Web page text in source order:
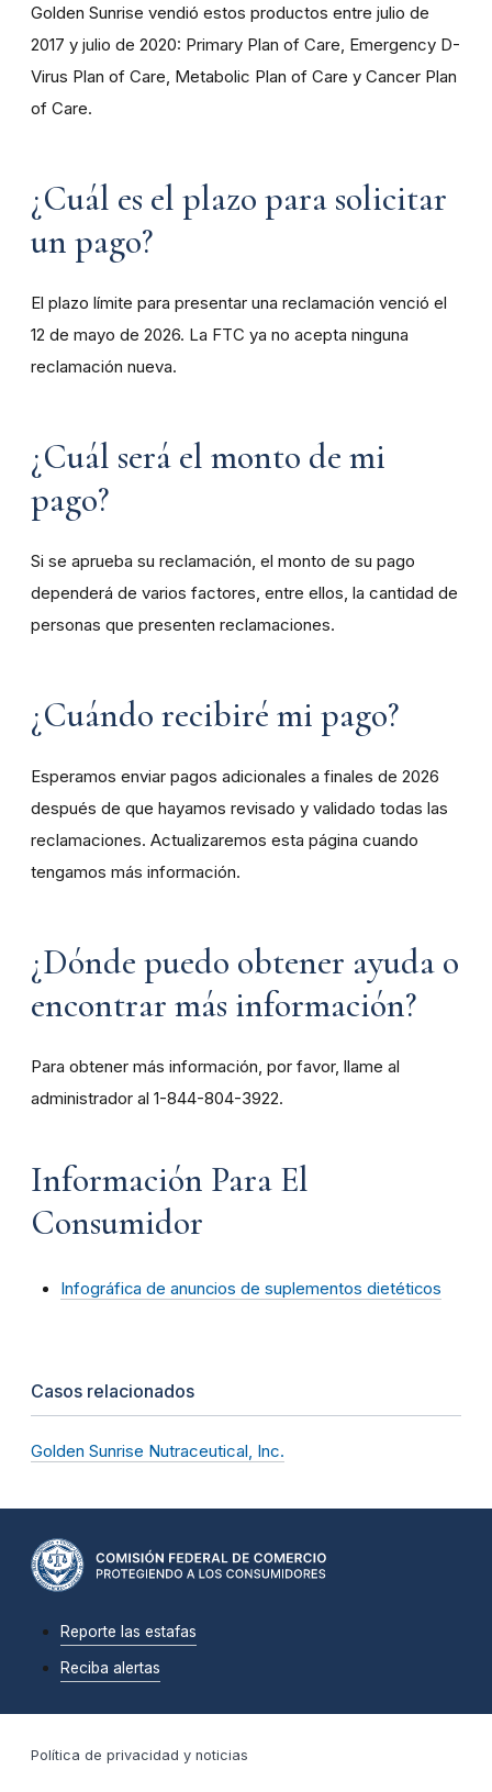
Golden Sunrise vendió estos productos entre julio de
2017 y julio de 2020: Primary Plan of Care, Emergency D-
Virus Plan of Care, Metabolic Plan of Care y Cancer Plan
of Care.
¿Cuál es el plazo para solicitar
un pago?
El plazo límite para presentar una reclamación venció el
12 de mayo de 2026. La FTC ya no acepta ninguna
reclamación nueva.
¿Cuál será el monto de mi
pago?
Si se aprueba su reclamación, el monto de su pago
dependerá de varios factores, entre ellos, la cantidad de
personas que presenten reclamaciones.
¿Cuándo recibiré mi pago?
Esperamos enviar pagos adicionales a finales de 2026
después de que hayamos revisado y validado todas las
reclamaciones. Actualizaremos esta página cuando
tengamos más información.
¿Dónde puedo obtener ayuda o
encontrar más información?
Para obtener más información, por favor, llame al
administrador al 1-844-804-3922.
Información Para El
Consumidor
Infográfica de anuncios de suplementos dietéticos
Casos relacionados
Golden Sunrise Nutraceutical, Inc.
Reporte las estafas
Reciba alertas
Política de privacidad y noticias